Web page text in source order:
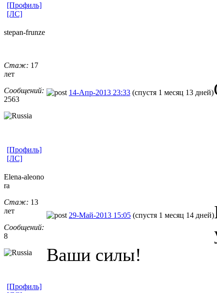
[Профиль]
[ЛС]
stepan-frunz​e
Стаж: 17
лет
Сообщений:
2563
14-Апр-2013 23:33 (спустя 1 месяц 13 дней)
[Профиль]
[ЛС]
Elena-aleono
ra
Стаж: 13
лет
Сообщений:
8
29-Май-2013 15:05 (спустя 1 месяц 14 дней)
Ваши силы!
[Профиль]